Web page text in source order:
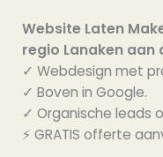
Website Laten
regio Lanaken aan
✓ Webdesign met
✓ Boven in Google.
✓ Organische leads
⚡️ GRATIS offerte